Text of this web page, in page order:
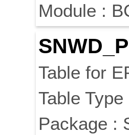
Module :
Table for
Table
Package :